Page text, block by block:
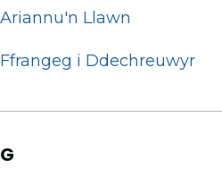
Ariannu'n Llawn
Ffrangeg i Ddechreuwyr
G